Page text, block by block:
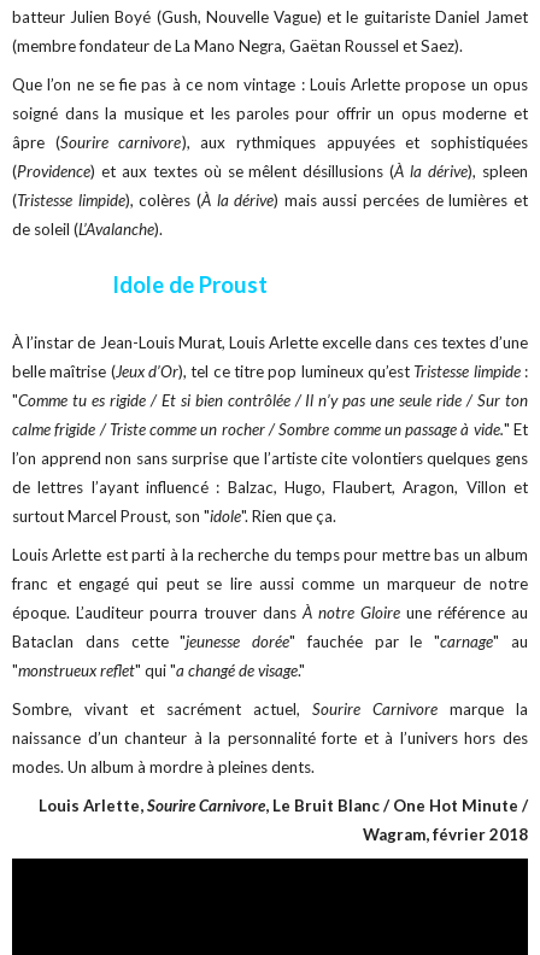
batteur Julien Boyé (Gush, Nouvelle Vague) et le guitariste Daniel Jamet
(membre fondateur de La Mano Negra, Gaëtan Roussel et Saez).
Que l’on ne se fie pas à ce nom vintage : Louis Arlette propose un opus
soigné dans la musique et les paroles pour offrir un opus moderne et
âpre (Sourire carnivore), aux rythmiques appuyées et sophistiquées
(Providence) et aux textes où se mêlent désillusions (À la dérive), spleen
(Tristesse limpide), colères (À la dérive) mais aussi percées de lumières et
de soleil (L’Avalanche).
Idole de Proust
À l’instar de Jean-Louis Murat, Louis Arlette excelle dans ces textes d’une
belle maîtrise (Jeux d’Or), tel ce titre pop lumineux qu’estTristesse limpide:
"Comme tu es rigide / Et si bien contrôlée / Il n’y pas une seule ride / Sur ton
calme frigide / Triste comme un rocher / Sombre comme un passage à vide." Et
l’on apprend non sans surprise que l’artiste cite volontiers quelques gens
de lettres l’ayant influencé : Balzac, Hugo, Flaubert, Aragon, Villon et
surtout Marcel Proust, son "idole". Rien que ça.
Louis Arlette est parti à la recherche du temps pour mettre bas un album
franc et engagé qui peut se lire aussi comme un marqueur de notre
époque. L’auditeur pourra trouver dans À notre Gloireune référence au
Bataclan dans cette "jeunesse dorée" fauchée par le "carnage" au
"monstrueux reflet" qui "a changé de visage."
Sombre, vivant et sacrément actuel, Sourire Carnivoremarque la
naissance d’un chanteur à la personnalité forte et à l’univers hors des
modes. Un album à mordre à pleines dents.
Louis Arlette,Sourire Carnivore, Le Bruit Blanc / One Hot Minute /
Wagram, février 2018